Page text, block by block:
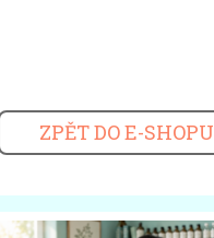
ZPĚT DO E-SHOPU